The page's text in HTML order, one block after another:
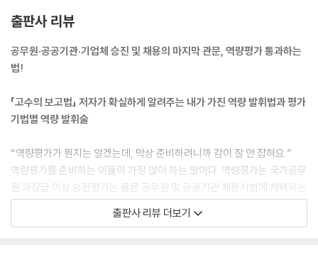
단계 1 | 무엇을 할까? - 해결과제 파악
단계 2 | 무엇부터 할까? - 우선순위 결정
단계 3 | 어떻게 풀까? - 해결방향 마련
· 표현하기 | 여러 과제 신속정확 처리 원칙 4
원칙 1 | 양식이 아니라 내용에 신경쓰자
원칙 3 | 줄이되 제대로 쓰자
원칙 4 | 과제 간의 관계를 말하자
생각 쉬어가기 3 생각할 시간을 벌자! - 상용구와 단축키
7장 집단토론하기 Group Discussion
출판사 리뷰
공무원·공공기관·기업체 승진 및 채용의 마지막 관문, 역량평가 통과하는
법!
「고수의 보고법」 저자가 확실하게 알려주는 내가 가진 역량 발휘법과 평가
기법별 역량 발휘술
“역량평가가 뭔지는 알겠는데, 막상 준비하려니까 감이 잘 안 잡혀요.”
역량평가를 준비하는 이들이 가장 많이 하는 말이다. 역량평가는 국가공무
원 과장급 이상 승진평가는 물론 공무원 및 공공기관 채용시험에 채택되는
등 그 비중이 높아지면서, 이를 준비하는 사람들의 간절함은 커지고 있다.
하지만 똑 부러지는 가이드를 찾기란 쉽지 않다.
출판사 리뷰 더보기